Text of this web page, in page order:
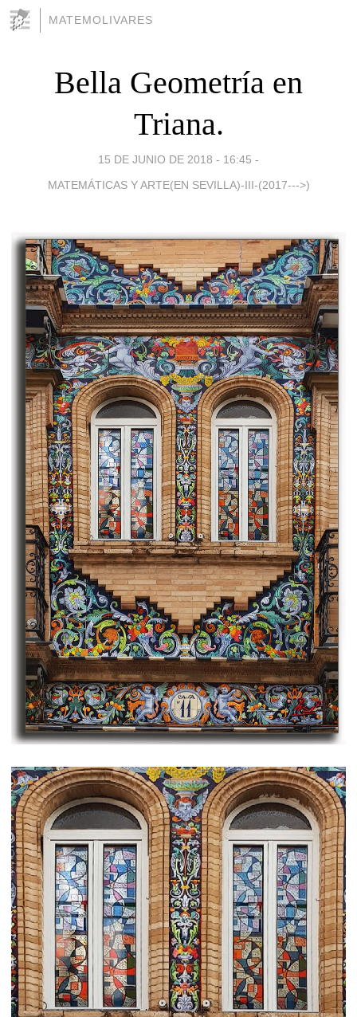
MATEMOLIVARES
Bella Geometría en
Triana.
15 DE JUNIO DE 2018 - 16:45 -
MATEMÁTICAS Y ARTE(EN SEVILLA)-III-(2017--->)